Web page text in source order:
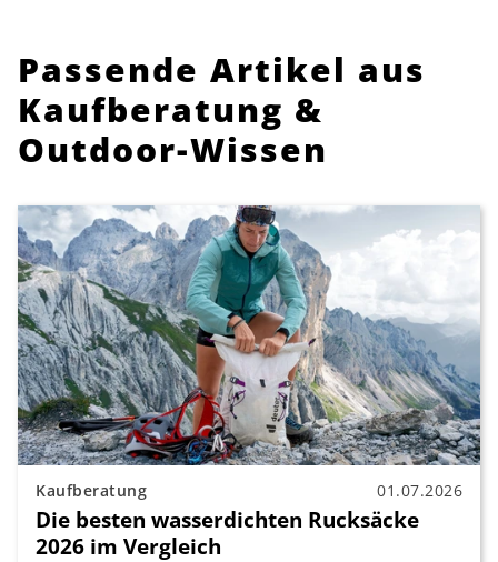
Passende Artikel aus
Kaufberatung &
Outdoor-Wissen
Kaufberatung 01.07.2026
Die besten wasserdichten Rucksäcke
2026 im Vergleich